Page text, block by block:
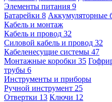
Элементы питания 9
Батарейки 8 Аккумуляторные
Кабель и монтаж
Кабель и провод 32
Силовой кабель и провод 32
Кабеленесущие системы 47
Монтажные коробки 35
трубы 6
Инструменты и приборы
Ручной инструмент 25
Отвертки 13 Ключи 12